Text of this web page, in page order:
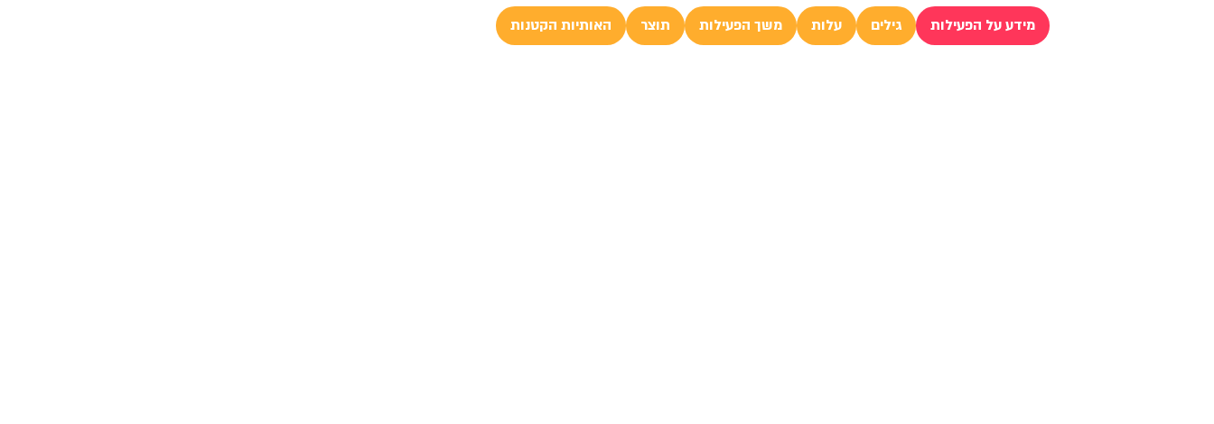
מידע על הפעילות גילים עלות משך הפעילות תוצר האותיות הקטנות